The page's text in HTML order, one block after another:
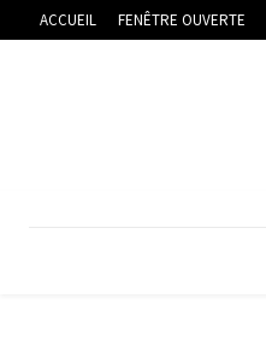
ACCUEIL FENÊTRE OUVERTE